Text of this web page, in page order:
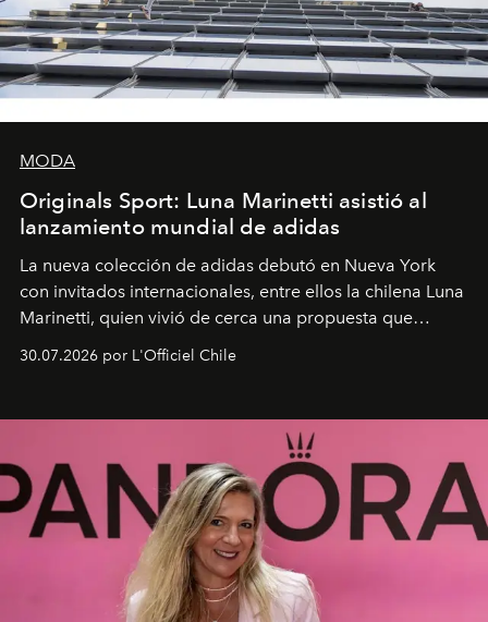
MODA
Originals Sport: Luna Marinetti asistió al
lanzamiento mundial de adidas
La nueva colección de adidas debutó en Nueva York
con invitados internacionales, entre ellos la chilena Luna
Marinetti, quien vivió de cerca una propuesta que
fusiona moda y rendimiento.
30.07.2026 por L'Officiel Chile